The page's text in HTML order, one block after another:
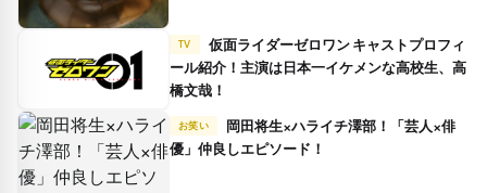
TV
ール紹介！主演は日本一イケメンな高校生、高
橋文哉！
お笑い
優」仲良しエピソード！